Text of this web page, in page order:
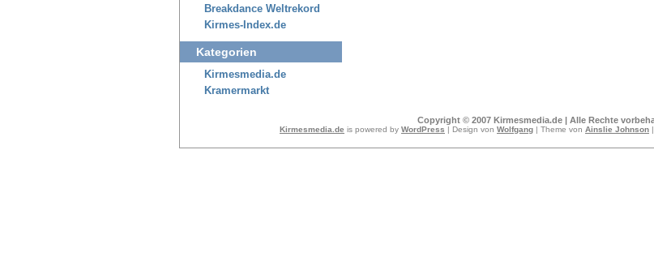
Breakdance Weltrekord
Kirmes-Index.de
Kategorien
Kirmesmedia.de
Kramermarkt
Copyright © 2007 Kirmesmedia.de | Alle Rechte
Kirmesmedia.de is powered by WordPress | Design von Wolfgang | Theme von Ainslie Johnson